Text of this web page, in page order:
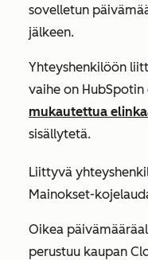
sovelletun
jälkeen.
Yhteyshenkilöön
vaihe on HubSpotin
mukautettua
sisällytetä.
Liittyvä
Mainokset-
Oikea
perustuu kaupan